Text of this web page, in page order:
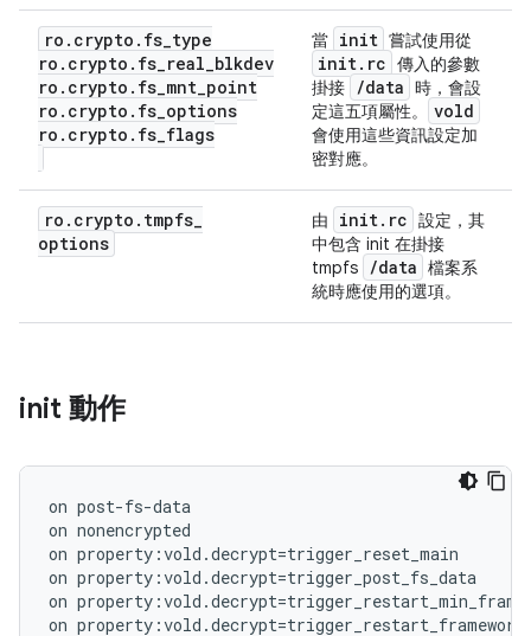
ro.crypto.fs_type
ro.crypto.fs_real_blkdev
ro.crypto.fs_mnt_point
ro.crypto.fs_options
ro.crypto.fs_flags
當 init 嘗試使用從
init. rc 傳入的參數
掛接
/data 時，會設
定這五項屬性。
vold
會使用這些資訊設定加
密對應。
ro . crypto . tmpfs_
options
由 init. rc 設定，其
中包含 init 在掛接
tmpfs
/data 檔案系
統時應使用的選項。
init 動作
on post-fs-data
on nonencrypted
on property:vold.decrypt=trigger_reset_main
on property:vold.decrypt=trigger_post_fs_data
on
on property:vold.decrypt=trigger_restart_framework